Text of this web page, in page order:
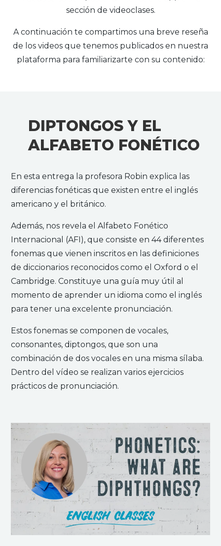
sección de videoclases.
A continuación te compartimos una breve reseña
de los videos que tenemos publicados en nuestra
plataforma para familiarizarte con su contenido:
DIPTONGOS Y EL
ALFABETO FONÉTICO
En esta entrega la profesora Robin explica las
diferencias fonéticas que existen entre el inglés
americano y el británico.
Además, nos revela el Alfabeto Fonético
Internacional (AFI), que consiste en 44 diferentes
fonemas que vienen inscritos en las definiciones
de diccionarios reconocidos como el Oxford o el
Cambridge. Constituye una guía muy útil al
momento de aprender un idioma como el inglés
para tener una excelente pronunciación.
Estos fonemas se componen de vocales,
consonantes, diptongos, que son una
combinación de dos vocales en una misma sílaba.
Dentro del vídeo se realizan varios ejercicios
prácticos de pronunciación.